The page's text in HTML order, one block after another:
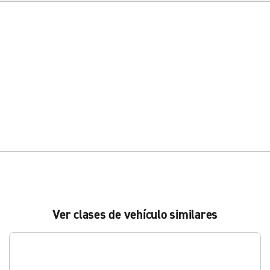
Ver clases de vehículo similares